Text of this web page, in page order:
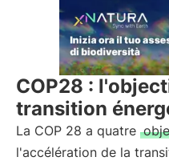
COP28 :
transition
La COP 28 a quatre
l'accélération de la